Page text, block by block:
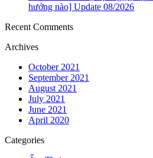
hướng nào] Update 08/2026
Recent Comments
Archives
October 2021
September 2021
August 2021
July 2021
June 2021
April 2020
Categories